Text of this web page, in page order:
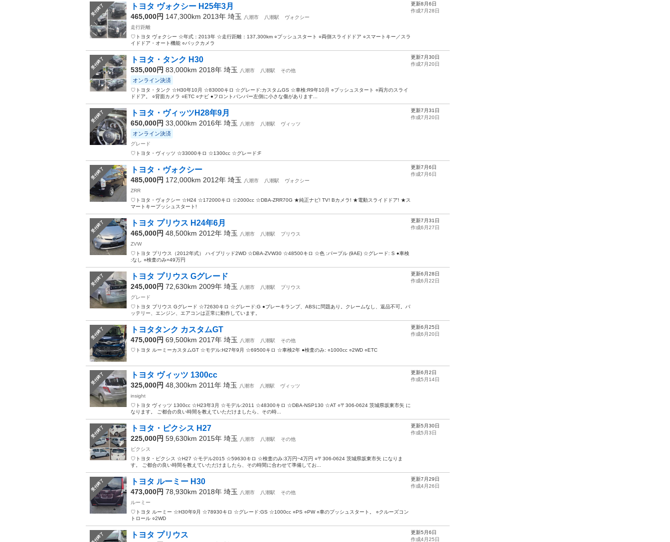
受付終了 トヨタ ヴォクシー H25年3月
465,000円 147,300km 2013年 埼玉 八潮市 八潮駅
ヴォクシー
走行距離
♡トヨタ ヴォクシー ☆年式：2013年 ☆走行距離：137,300km ○プッシュスタート ○両側スライドドア ○スマートキー／スラ
イドドア・オート機能 ○バックカメラ
更新8月6日
作成7月28日
受付終了 トヨタ・タンク H30
535,000円 83,000km 2018年 埼玉 八潮市 八潮駅 その他
オンライン決済
♡トヨタ・タンク ☆H30年10月 ☆83000キロ ☆グレード:カスタムGS ☆車検:R9年10月 ○プッシュスタート ○両方のスライ
ドドア。 ○背面カメラ ○ETC ○ナビ ●フロントバンパー左側に小さな傷があります...
更新7月30日
作成7月20日
受付終了 トヨタ・ヴィッツH28年9月
650,000円 33,000km 2016年 埼玉 八潮市 八潮駅 ヴィッツ
オンライン決済
グレード
♡トヨタ・ヴィッツ ☆33000キロ ☆1300cc ☆グレード:F
更新7月31日
作成7月20日
受付終了 トヨタ・ヴォクシー
485,000円 172,000km 2012年 埼玉 八潮市 八潮駅
ヴォクシー
ZRR
♡トヨタ・ヴォクシー ☆H24 ☆172000キロ ☆2000cc ☆DBA-ZRR70G ★純正ナビ! TV! Bカメラ! ★電動スライドドア! ★ス
マートキープッシュスタート!
更新7月6日
作成7月6日
受付終了 トヨタ プリウス H24年6月
465,000円 48,500km 2012年 埼玉 八潮市 八潮駅
プリウス
ZVW
♡トヨタ プリウス（2012年式） ハイブリッド2WD ☆DBA-ZVW30 ☆48500キロ ☆色 :パープル (9AE) ☆グレード: S ●車検
:なし ○検査のみ=49万円
更新7月31日
作成6月27日
受付終了 トヨタ プリウス Gグレード
245,000円 72,630km 2009年 埼玉 八潮市 八潮駅
プリウス
グレード
♡トヨタ プリウス Gグレード ☆72630キロ ☆グレード:G ●ブレーキランプ、ABSに問題あり。クレームなし、返品不可。バ
ッテリー、エンジン、エアコンは正常に動作しています。
更新6月28日
作成6月22日
受付終了 トヨタタンク カスタムGT
475,000円 69,500km 2017年 埼玉 八潮市 八潮駅
その他
♡トヨタ ルーミーカスタムGT ☆モデル:H27年9月 ☆69500キロ ☆車検2年 ●検査のみ: ○1000cc ○2WD ○ETC
更新6月25日
作成6月20日
受付終了 トヨタ ヴィッツ 1300cc
325,000円 48,300km 2011年 埼玉 八潮市 八潮駅
ヴィッツ
insight
♡トヨタ ヴィッツ 1300cc ☆H23年3月 ☆モデル:2011 ☆48300キロ ☆DBA-NSP130 ☆AT ○〒306-0624 茨城県坂東市矢 に
なります。 ご都合の良い時間を教えていただけましたら、その時...
更新6月2日
作成5月14日
受付終了 トヨタ・ピクシス H27
225,000円 59,630km 2015年 埼玉 八潮市 八潮駅
その他
ピクシス
♡トヨタ・ピクシス ☆H27 ☆モデル2015 ☆59630キロ ☆検査のみ:3万円~4万円 ○〒306-0624 茨城県坂東市矢 になりま
す。 ご都合の良い時間を教えていただけましたら、その時間に合わせて準備してお...
更新5月30日
作成5月3日
受付終了 トヨタ ルーミー H30
473,000円 78,930km 2018年 埼玉 八潮市 八潮駅
その他
ルーミー
♡トヨタ ルーミー ☆H30年9月 ☆78930キロ ☆グレード:GS ☆1000cc ○PS ○PW ○車のプッシュスタート。 ○クルーズコン
トロール ○2WD
更新7月29日
作成4月26日
受付終了 トヨタ プリウス
更新5月6日
作成4月25日